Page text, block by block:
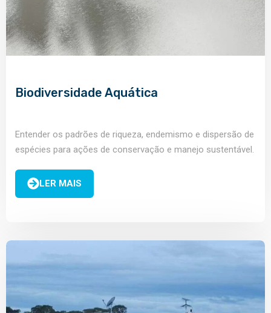
Biodiversidade Aquática
Entender os padrões de riqueza, endemismo e dispersão de
espécies para ações de conservação e manejo sustentável.
LER MAIS